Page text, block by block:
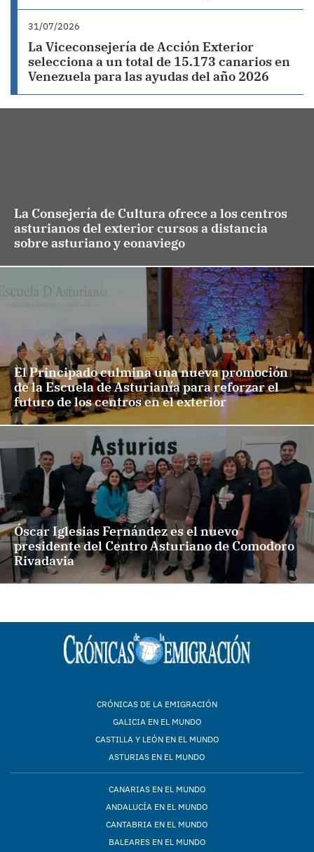
31/07/2026
La Viceconsejería de Acción Exterior
selecciona a un total de 15.173 canarios en
Venezuela para las ayudas del año 2026
La Consejería de Cultura ofrece a los centros
asturianos del exterior cursos a distancia
sobre asturiano y eonaviego
El Principado culmina una nueva promoción
de la Escuela de Asturianía para reforzar el
futuro de los centros en el exterior
Óscar Iglesias Fernández es el nuevo
presidente del Centro Asturiano de Comodoro
Rivadavia
CRÓNICAS DE LA EMIGRACIÓN
GALICIA EN EL MUNDO
CASTILLA Y LEÓN EN EL MUNDO
ASTURIAS EN EL MUNDO
CANARIAS EN EL MUNDO
ANDALUCÍA EN EL MUNDO
CANTABRIA EN EL MUNDO
BALEARES EN EL MUNDO